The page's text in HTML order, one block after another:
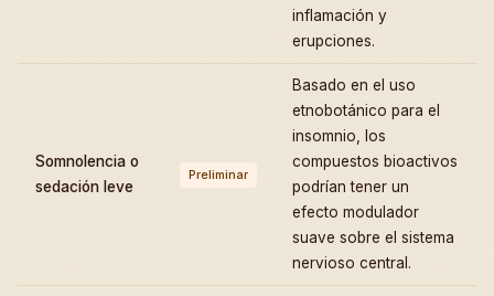
inflamación y
erupciones.
Somnolencia o
sedación leve
Preliminar
Basado en el uso
etnobotánico para el
insomnio, los
compuestos bioactivos
podrían tener un
efecto modulador
suave sobre el sistema
nervioso central.